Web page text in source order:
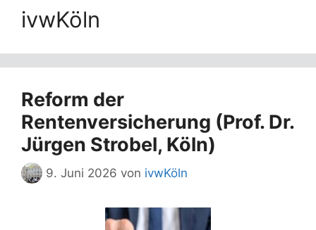
ivwKöln
Reform der
Rentenversicherung (Prof. Dr.
Jürgen Strobel, Köln)
9. Juni 2026 von ivwKöln